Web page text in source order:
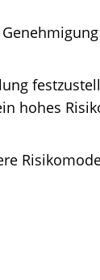
hohes